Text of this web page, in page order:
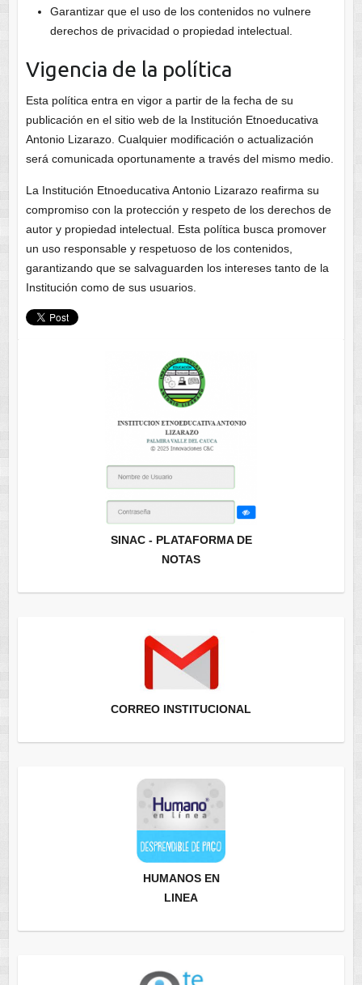
Garantizar que el uso de los contenidos no vulnere
derechos de privacidad o propiedad intelectual.
Vigencia de la política
Esta política entra en vigor a partir de la fecha de su
publicación en el sitio web de la Institución Etnoeducativa
Antonio Lizarazo. Cualquier modificación o actualización
será comunicada oportunamente a través del mismo medio.
La Institución Etnoeducativa Antonio Lizarazo reafirma su
compromiso con la protección y respeto de los derechos de
autor y propiedad intelectual. Esta política busca promover
un uso responsable y respetuoso de los contenidos,
garantizando que se salvaguarden los intereses tanto de la
Institución como de sus usuarios.
SINAC - PLATAFORMA DE
NOTAS
CORREO INSTITUCIONAL
HUMANOS EN
LINEA